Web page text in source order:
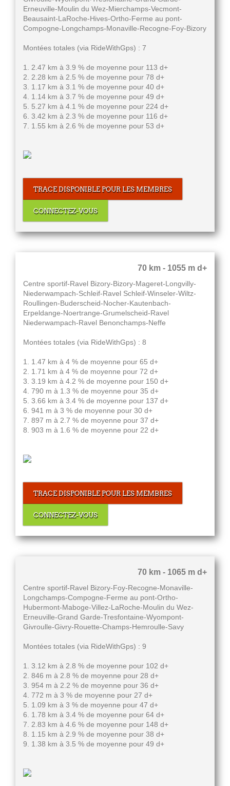
Erneuville-Moulin du Wez-Mierchamps-Vecmont-
Beausaint-LaRoche-Hives-Ortho-Ferme au pont-
Compogne-Longchamps-Monaville-Recogne-Foy-Bizory
Montées totales (via RideWithGps) : 7
1. 2.47 km à 3.9 % de moyenne pour 113 d+
2. 2.28 km à 2.5 % de moyenne pour 78 d+
3. 1.17 km à 3.1 % de moyenne pour 40 d+
4. 1.14 km à 3.7 % de moyenne pour 49 d+
5. 5.27 km à 4.1 % de moyenne pour 224 d+
6. 3.42 km à 2.3 % de moyenne pour 116 d+
7. 1.55 km à 2.6 % de moyenne pour 53 d+
TRACE DISPONIBLE POUR LES MEMBRES
CONNECTEZ-VOUS
70 km - 1055 m d+
Centre sportif-Ravel Bizory-Bizory-Mageret-Longvilly-
Niederwampach-Schleif-Ravel Schleif-Winseler-Wiltz-
Roullingen-Buderscheid-Nocher-Kautenbach-
Erpeldange-Noertrange-Grumelscheid-Ravel
Niederwampach-Ravel Benonchamps-Neffe
Montées totales (via RideWithGps) : 8
1. 1.47 km à 4 % de moyenne pour 65 d+
2. 1.71 km à 4 % de moyenne pour 72 d+
3. 3.19 km à 4.2 % de moyenne pour 150 d+
4. 790 m à 1.3 % de moyenne pour 35 d+
5. 3.66 km à 3.4 % de moyenne pour 137 d+
6. 941 m à 3 % de moyenne pour 30 d+
7. 897 m à 2.7 % de moyenne pour 37 d+
8. 903 m à 1.6 % de moyenne pour 22 d+
TRACE DISPONIBLE POUR LES MEMBRES
CONNECTEZ-VOUS
70 km - 1065 m d+
Centre sportif-Ravel Bizory-Foy-Recogne-Monaville-
Longchamps-Compogne-Ferme au pont-Ortho-
Hubermont-Maboge-Villez-LaRoche-Moulin du Wez-
Erneuville-Grand Garde-Tresfontaine-Wyompont-
Givroulle-Givry-Rouette-Champs-Hemroulle-Savy
Montées totales (via RideWithGps) : 9
1. 3.12 km à 2.8 % de moyenne pour 102 d+
2. 846 m à 2.8 % de moyenne pour 28 d+
3. 954 m à 2.2 % de moyenne pour 36 d+
4. 772 m à 3 % de moyenne pour 27 d+
5. 1.09 km à 3 % de moyenne pour 47 d+
6. 1.78 km à 3.4 % de moyenne pour 64 d+
7. 2.83 km à 4.6 % de moyenne pour 148 d+
8. 1.15 km à 2.9 % de moyenne pour 38 d+
9. 1.38 km à 3.5 % de moyenne pour 49 d+